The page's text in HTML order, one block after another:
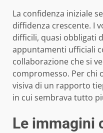
La confidenza iniziale
diffidenza crescente. I
difficili, quasi obbligati
appuntamenti ufficiali
collaborazione che si
compromesso. Per chi
visiva di un rapporto
in cui sembrava tutto
Le immagini